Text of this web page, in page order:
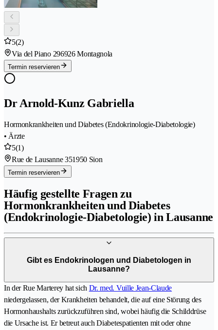
5(2)
Via del Piano 296926 Montagnola
Termin reservieren
Dr Arnold-Kunz Gabriella
Hormonkrankheiten und Diabetes (Endokrinologie-Diabetologie)
• Ärzte
5(1)
Rue de Lausanne 351950 Sion
Termin reservieren
Häufig gestellte Fragen zu
Hormonkrankheiten und Diabetes
(Endokrinologie-Diabetologie) in Lausanne
Gibt es Endokrinologen und Diabetologen in
Lausanne?
In der Rue Marterey hat sich Dr. med. Vuille Jean-Claude
niedergelassen, der Krankheiten behandelt, die auf eine Störung des
Hormonhaushalts zurückzuführen sind, wobei häufig die Schilddrüse
die Ursache ist. Er betreut auch Diabetespatienten mit oder ohne